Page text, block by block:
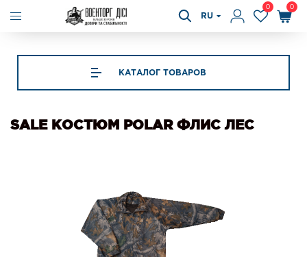
RU
0 0
КАТАЛОГ ТОВАРОВ
SALE КОСТЮМ POLAR ФЛИС ЛЕС